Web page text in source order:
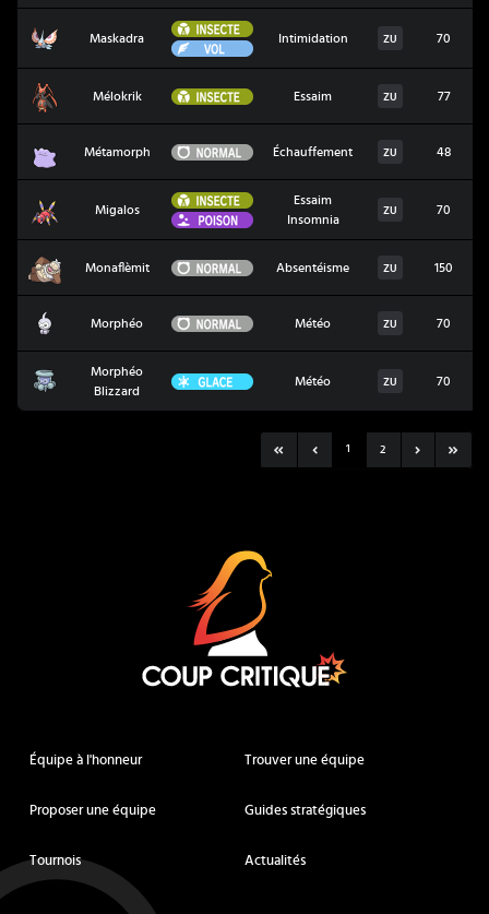
Maskadra
Insecte
Vol
Intimidation ZU 70
Mélokrik Insecte Essaim ZU 77
Métamorph NormalÉchauffement ZU 48
Migalos
Insecte
Poison
Essaim
Insomnia
ZU 70
Monaflèmit NormalAbsentéisme ZU 150
Morphéo Normal Météo ZU 70
Morphéo Blizzard
Morphéo
Blizzard
Glace Météo ZU 70
1 2
Équipe à l'honneur Trouver une équipe
Proposer une équipe Guides stratégiques
Tournois Actualités